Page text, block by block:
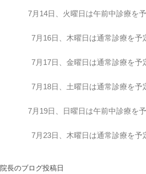
7月14日、火曜日は午前中診療を
7月16日、木曜日は通常診療を予
7月17日、金曜日は通常診療を予
7月18日、土曜日は通常診療を予
7月19日、日曜日は午前中診療を
7月23日、木曜日は通常診療を予
院長のブログ投稿日